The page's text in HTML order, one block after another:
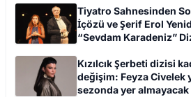
Tiyatro Sahnesinden
İçözü ve Şerif Erol
“Sevdam Karadeniz”
Kızılcık Şerbeti dizisi
değişim: Feyza Civelek
sezonda yer almayacak